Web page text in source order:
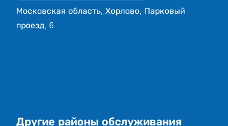
Московская область, Хорлово, Парковый
проезд, 6
Другие районы обслуживания